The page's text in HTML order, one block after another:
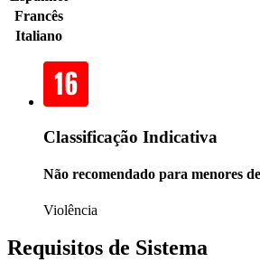
Francês
Italiano
Classificação Indicativa
Não recomendado para menores
Violência
Requisitos de Sistema